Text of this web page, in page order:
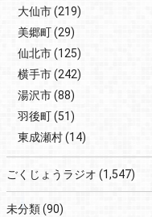
大仙市(219)
美郷町(29)
仙北市(125)
横手市(242)
湯沢市(88)
羽後町(51)
東成瀬村(14)
ごくじょうラジオ (1,547)
未分類(90)